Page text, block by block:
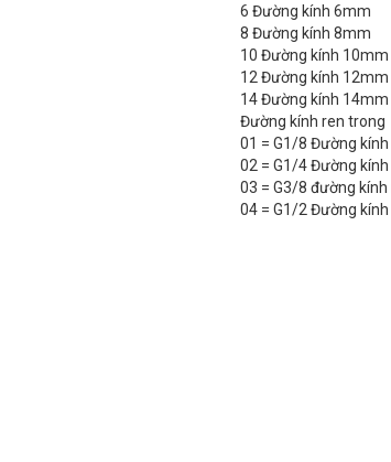
6 Đường kính 6mm
8 Đường kính 8mm
10 Đường kính 10mm
12 Đường kính 12mm
14 Đường kính 14mm
Đường kính ren trong
01 = G1/8 Đường
02 = G1/4 Đường
03 = G3/8 đường
04 = G1/2 Đường